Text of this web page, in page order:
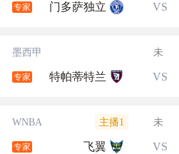
专家 门多萨独立 VS
墨西甲 未
专家 特帕蒂特兰 VS
WNBA 主播1 未
专家 飞翼 VS